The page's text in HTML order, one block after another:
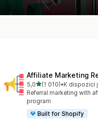
Affiliate Marketing
5,0z 5 hvězd
(1 010)
Celkový počet recenzí:
•K dispozici
Referral marketing with
program
Built for Shopify